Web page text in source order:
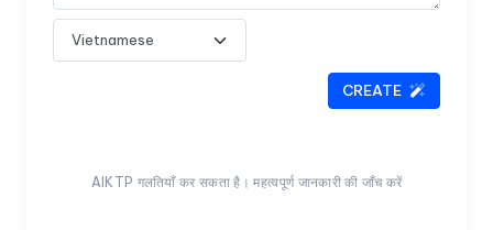
CREATE
AIKTP गलतियाँ कर सकता है। महत्वपूर्ण जानकारी की जाँच करें